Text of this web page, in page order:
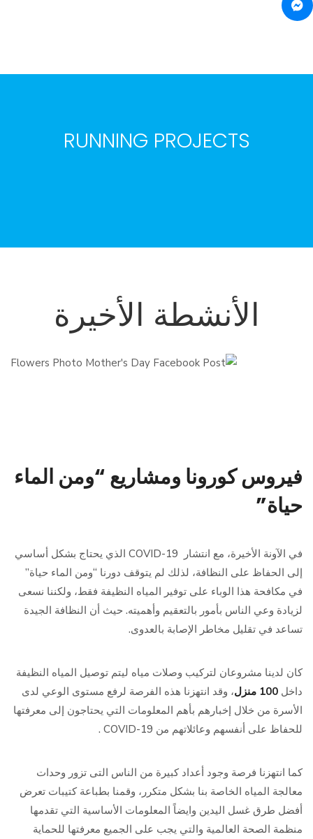
RUNNING PROJECTS
الأنشطة الأخيرة
فيروس كورونا ومشاريع “ومن الماء
حياة”
في الآونة الأخيرة، مع انتشار COVID-19 الذي يحتاج بشكل أساسي
إلى الحفاظ على النظافة، لذلك لم يتوقف دورنا “ومن الماء حياة”
في مكافحة هذا الوباء على توفير المياه النظيفة فقط، ولكننا نسعى
لزيادة وعي الناس بأمور بالتعقيم وأهميته. حيث أن النظافة الجيدة
تساعد في تقليل مخاطر الإصابة بالعدوى.
كان لدينا مشروعان لتركيب وصلات مياه ليتم توصيل المياه النظيفة
داخل 100 منزل
، وقد انتهزنا هذه الفرصة لرفع مستوى الوعي لدى
الأسرة من خلال إخبارهم بأهم المعلومات التي يحتاجون إلى معرفتها
للحفاظ على أنفسهم وعائلاتهم من COVID-19 .
كما انتهزنا فرصة وجود أعداد كبيرة من الناس التى تزور وحدات
معالجة المياه الخاصة بنا بشكل متكرر، وقمنا بطباعة كتيبات تعرض
أفضل طرق غسل اليدين وايضاً المعلومات الأساسية التي تقدمها
منظمة الصحة العالمية والتي يجب على الجميع معرفتها للحماية